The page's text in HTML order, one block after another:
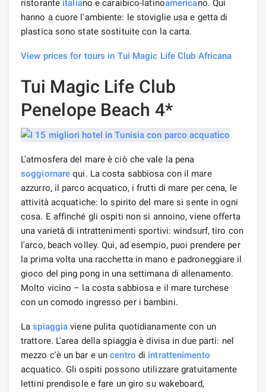
ristorante italiano e caraibico-latinoamericano. Qui
hanno a cuore l'ambiente: le stoviglie usa e getta di
plastica sono state sostituite con la carta.
View prices for tours in Tui Magic Life Club Africana
Tui Magic Life Club
Penelope Beach 4*
L'atmosfera del mare è ciò che vale la pena
soggiornare qui. La costa sabbiosa con il mare
azzurro, il parco acquatico, i frutti di mare per cena, le
attività acquatiche: lo spirito del mare si sente in ogni
cosa. E affinché gli ospiti non si annoino, viene offerta
una varietà di intrattenimenti sportivi: windsurf, tiro con
l'arco, beach volley. Qui, ad esempio, puoi prendere per
la prima volta una racchetta in mano e padroneggiare il
gioco del ping pong in una settimana di allenamento.
Molto vicino – la costa sabbiosa e il mare turchese
con un comodo ingresso per i bambini.
Laspiaggia viene pulita quotidianamente con un
trattore. L'area della spiaggia è divisa in due parti: nel
mezzo c'è un bar e uncentro di intrattenimento
acquatico. Gli ospiti possono utilizzare gratuitamente
lettini prendisole e fare un giro su wakeboard,